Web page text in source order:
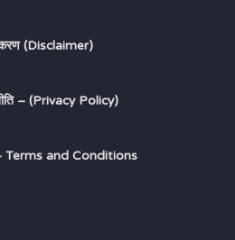
(Disclaimer)
– (Privacy Policy)
Terms and Conditions